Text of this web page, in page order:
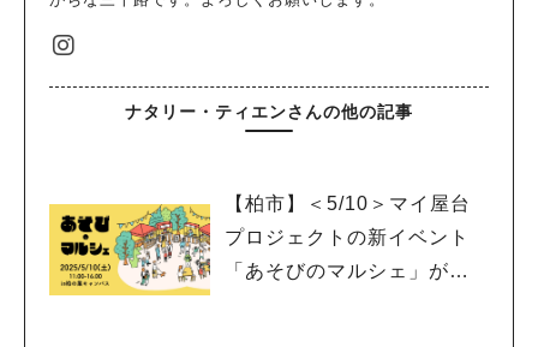
ナタリー・ティエンさんの他の記事
【柏市】＜5/10＞マイ屋台
プロジェクトの新イベント
「あそびのマルシェ」が登